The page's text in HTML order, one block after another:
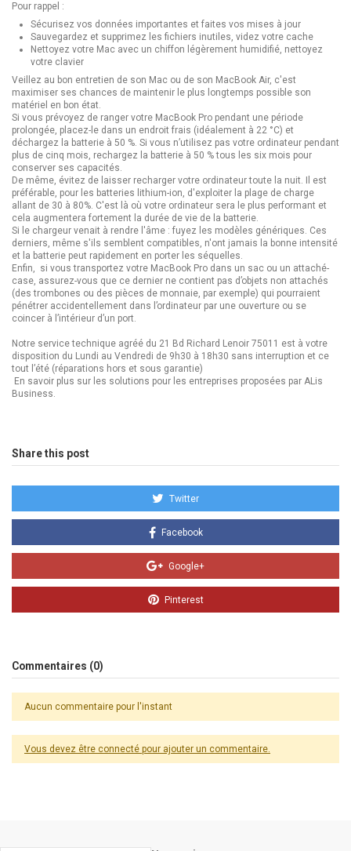
Pour rappel :
Sécurisez vos données importantes et faites vos mises à jour
Sauvegardez et supprimez les fichiers inutiles, videz votre cache
Nettoyez votre Mac avec un chiffon légèrement humidifié, nettoyez
votre clavier
Veillez au bon entretien de son Mac ou de son MacBook Air, c'est
maximiser ses chances de maintenir le plus longtemps possible son
matériel en bon état.
Si vous prévoyez de ranger votre MacBook Pro pendant une période
prolongée, placez-le dans un endroit frais (idéalement à 22 °C) et
déchargez la batterie à 50 %. Si vous n’utilisez pas votre ordinateur pendant
plus de cinq mois, rechargez la batterie à 50 % tous les six mois pour
conserver ses capacités.
De même, évitez de laisser recharger votre ordinateur toute la nuit. Il est
préférable, pour les batteries lithium-ion, d'exploiter la plage de charge
allant de 30 à 80%. C'est là où votre ordinateur sera le plus performant et
cela augmentera fortement la durée de vie de la batterie.
Si le chargeur venait à rendre l'âme : fuyez les modèles génériques. Ces
derniers, même s'ils semblent compatibles, n'ont jamais la bonne intensité
et la batterie peut rapidement en porter les séquelles.
Enfin, si vous transportez votre MacBook Pro dans un sac ou un attaché-
case, assurez-vous que ce dernier ne contient pas d’objets non attachés
(des trombones ou des pièces de monnaie, par exemple) qui pourraient
pénétrer accidentellement dans l’ordinateur par une ouverture ou se
coincer à l’intérieur d’un port.
Notre service technique agréé du 21 Bd Richard Lenoir 75011 est à votre
disposition du Lundi au Vendredi de 9h30 à 18h30 sans interruption et ce
tout l’été (réparations hors et sous garantie)
En savoir plus sur les solutions pour les entreprises proposées par ALis
Business.
Share this post
Twitter
Facebook
Google+
Pinterest
Commentaires (0)
Aucun commentaire pour l'instant
Vous devez être connecté pour ajouter un commentaire.